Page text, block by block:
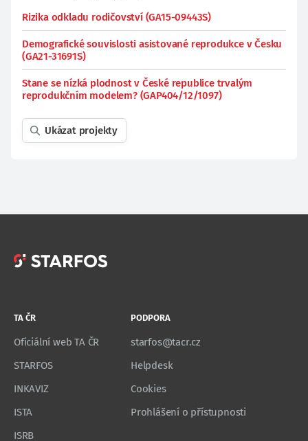
Rizika odkladu rodičovství (GA15-09443S)
Demografické souvislosti asistované reprodukce v Česku
(GA21-31691S)
Stane se nízká plodnost v České republice trvalým
reprodukčním modelem? (GAP404/12/1097)
Ukázat projekty
TA ČR
Oficiální web TA ČR
STARFOS
INKAVIZ
ISTA
ISRB
PODPORA
starfos@tacr.cz
Helpdesk
Cookies
Prohlášení o přístupnosti